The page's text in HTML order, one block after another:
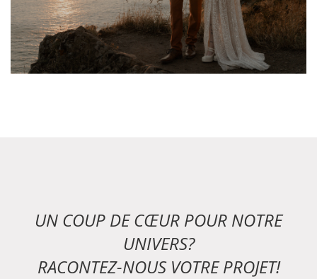
UN COUP DE CŒUR POUR NOTRE
UNIVERS?
RACONTEZ-NOUS VOTRE PROJET!